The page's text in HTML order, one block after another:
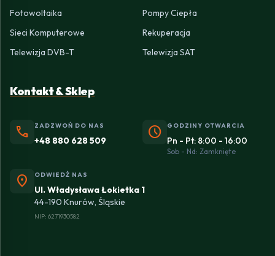
Fotowoltaika
Pompy Ciepła
Sieci Komputerowe
Rekuperacja
Telewizja DVB-T
Telewizja SAT
Kontakt & Sklep
phone ZADZWOŃ DO NAS
+48 880 628 509 schedule GODZINY OTWARCIA
Pn - Pt: 8:00 - 16:00
Sob - Nd: Zamknięte
location_on ODWIEDŹ NAS
Ul. Władysława Łokietka 1
44-190 Knurów, Śląskie
NIP: 6271930582